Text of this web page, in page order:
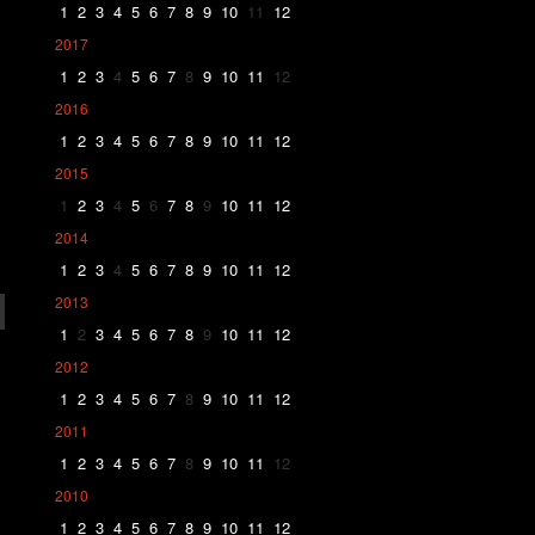
1 2 3 4 5 6 7 8 9 10 11 12
2017
1 2 3 4 5 6 7 8 9 10 11 12
2016
1 2 3 4 5 6 7 8 9 10 11 12
2015
1 2 3 4 5 6 7 8 9 10 11 12
2014
1 2 3 4 5 6 7 8 9 10 11 12
2013
1 2 3 4 5 6 7 8 9 10 11 12
2012
1 2 3 4 5 6 7 8 9 10 11 12
2011
1 2 3 4 5 6 7 8 9 10 11 12
2010
1 2 3 4 5 6 7 8 9 10 11 12